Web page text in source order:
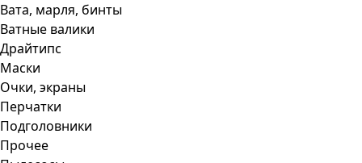
Вата, марля, бинты
Ватные валики
Драйтипс
Маски
Очки, экраны
Перчатки
Подголовники
Прочее